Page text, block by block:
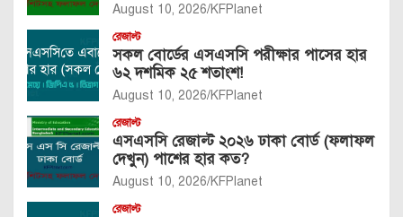
August 10, 2026 KFPlanet
রেজাল্ট
সকল বোর্ডের এসএসসি পরীক্ষার পাসের হার
৬২ দশমিক ২৫ শতাংশ!
August 10, 2026 KFPlanet
রেজাল্ট
এসএসসি রেজাল্ট ২০২৬ ঢাকা বোর্ড (ফলাফল
দেখুন) পাশের হার কত?
August 10, 2026 KFPlanet
রেজাল্ট